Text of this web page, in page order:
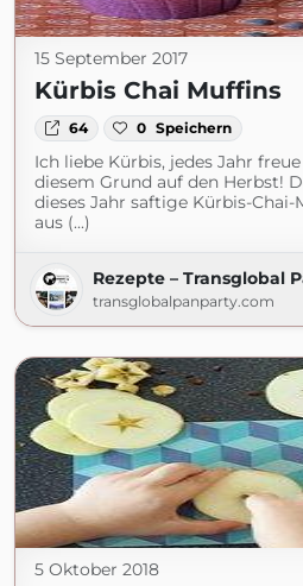
15 September 2017
Kürbis Chai Muffins
64 0 Speichern
Ich liebe Kürbis, jedes Jahr
diesem Grund auf den Herbst!
dieses Jahr saftige Kürbis-Chai-
aus (...)
Rezepte – Transglobal
transglobalpanparty.com
5 Oktober 2018